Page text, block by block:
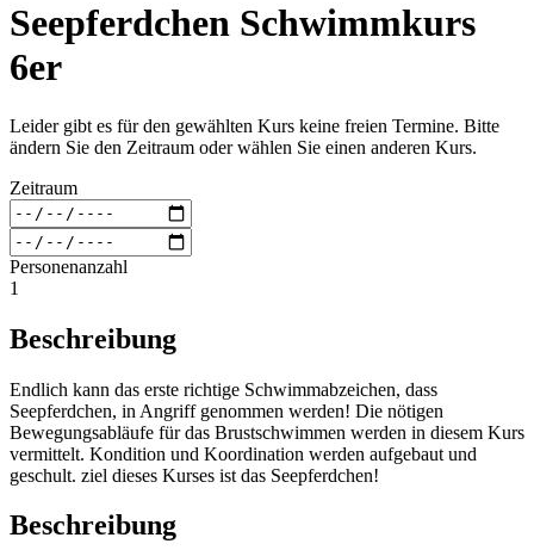
Seepferdchen Schwimmkurs
6er
Leider gibt es für den gewählten Kurs keine freien Termine. Bitte
ändern Sie den Zeitraum oder wählen Sie einen anderen Kurs.
Zeitraum
Personenanzahl
1
Beschreibung
Endlich kann das erste richtige Schwimmabzeichen, dass
Seepferdchen, in Angriff genommen werden! Die nötigen
Bewegungsabläufe für das Brustschwimmen werden in diesem Kurs
vermittelt. Kondition und Koordination werden aufgebaut und
geschult. ziel dieses Kurses ist das Seepferdchen!
Beschreibung